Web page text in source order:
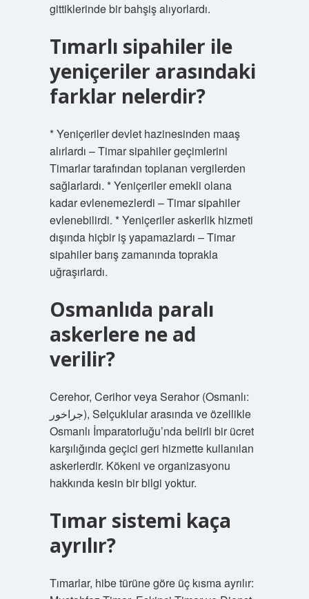
gittiklerinde bir bahşiş alıyorlardı.
Tımarlı sipahiler ile
yeniçeriler arasındaki
farklar nelerdir?
* Yeniçeriler devlet hazinesinden maaş
alırlardı – Timar sipahiler geçimlerini
Timarlar tarafından toplanan vergilerden
sağlarlardı. * Yeniçeriler emekli olana
kadar evlenemezlerdi – Timar sipahiler
evlenebilirdi. * Yeniçeriler askerlik hizmeti
dışında hiçbir iş yapamazlardı – Timar
sipahiler barış zamanında toprakla
uğraşırlardı.
Osmanlıda paralı
askerlere ne ad
verilir?
Cerehor, Cerihor veya Serahor (Osmanlı:
جراخور), Selçuklular arasında ve özellikle
Osmanlı İmparatorluğu’nda belirli bir ücret
karşılığında geçici geri hizmette kullanılan
askerlerdir. Kökeni ve organizasyonu
hakkında kesin bir bilgi yoktur.
Tımar sistemi kaça
ayrılır?
Tımarlar, hibe türüne göre üç kısma ayrılır: